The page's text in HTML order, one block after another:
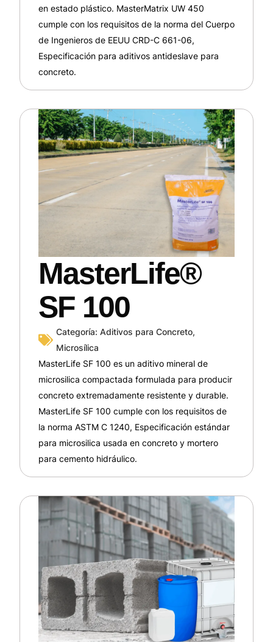
en estado plástico. MasterMatrix UW 450
cumple con los requisitos de la norma del Cuerpo
de Ingenieros de EEUU CRD-C 661-06,
Especificación para aditivos antideslave para
concreto.
MasterLife®
SF 100
Categoría: Aditivos para Concreto,
Microsílica
MasterLife SF 100 es un aditivo mineral de
microsilica compactada formulada para producir
concreto extremadamente resistente y durable.
MasterLife SF 100 cumple con los requisitos de
la norma ASTM C 1240, Especificación estándar
para microsilica usada en concreto y mortero
para cemento hidráulico.